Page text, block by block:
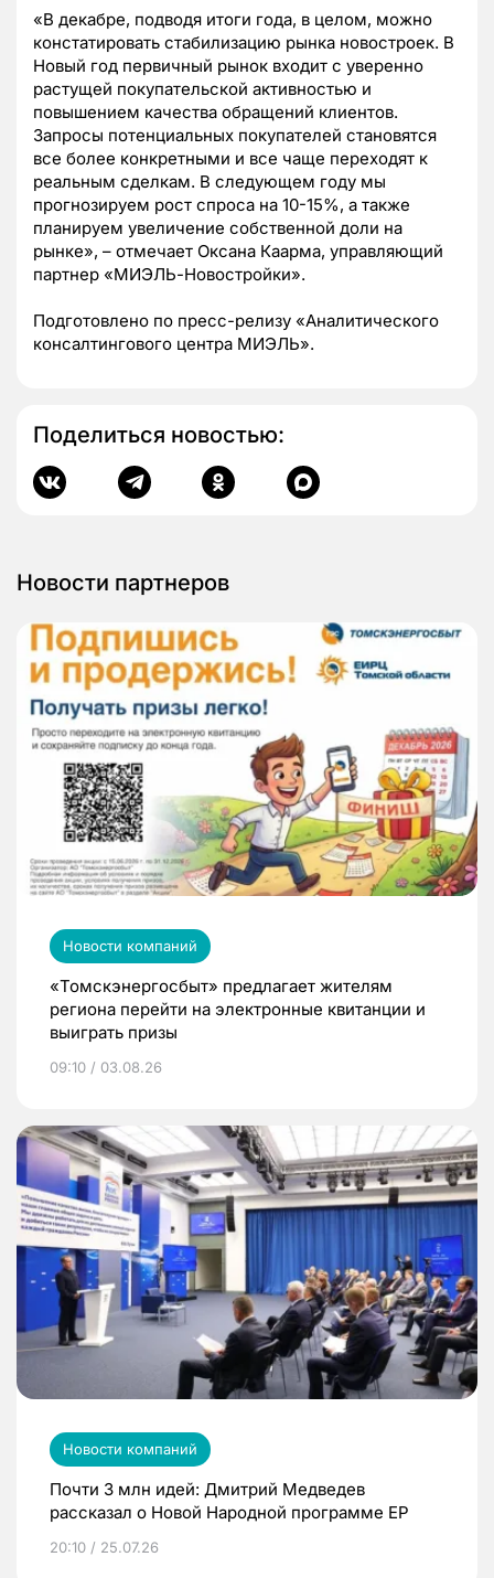
«В декабре, подводя итоги года, в целом, можно
констатировать стабилизацию рынка новостроек. В
Новый год первичный рынок входит с уверенно
растущей покупательской активностью и
повышением качества обращений клиентов.
Запросы потенциальных покупателей становятся
все более конкретными и все чаще переходят к
реальным сделкам. В следующем году мы
прогнозируем рост спроса на 10-15%, а также
планируем увеличение собственной доли на
рынке», – отмечает Оксана Каарма, управляющий
партнер «МИЭЛЬ-Новостройки».
Подготовлено по пресс-релизу «Аналитического
консалтингового центра МИЭЛЬ».
Поделиться новостью:
Новости партнеров
Новости компаний
«Томскэнергосбыт» предлагает жителям
региона перейти на электронные квитанции и
выиграть призы
09:10 / 03.08.26
Новости компаний
Почти 3 млн идей: Дмитрий Медведев
рассказал о Новой Народной программе ЕР
20:10 / 25.07.26